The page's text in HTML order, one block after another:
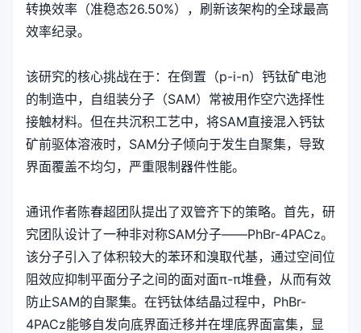
转换效率（准稳态26.50%），刷新该架构的全球最高
效率纪录。
该研究的核心挑战在于：在倒置（p-i-n）钙钛矿电池
的制造中，自组装分子（SAM）常被用作空穴选择性
接触材料。但在共沉积工艺中，将SAM直接混入钙钛
矿前驱体溶液时，SAM分子倾向于发生自聚集，导致
界面覆盖不均匀，严重限制器件性能。
通讯作者陈春超团队提出了双管齐下的策略。首先，研
究团队设计了一种非对称SAM分子——PhBr-4PACz。
该分子引入了体积较大的苯环和溴取代基，通过空间位
阻效应抑制平面分子之间的面对面π-π堆叠，从而有效
防止SAM的自聚集。在钙钛体结晶过程中，PhBr-
4PACz能够自发向底界面迁移并在埋底界面富集，显